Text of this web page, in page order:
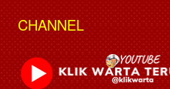
CHANNEL